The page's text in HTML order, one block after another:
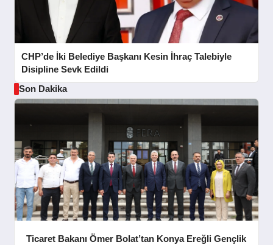
CHP’de İki Belediye Başkanı Kesin İhraç Talebiyle
Disipline Sevk Edildi
Son Dakika
Ticaret Bakanı Ömer Bolat’tan Konya Ereğli Gençlik